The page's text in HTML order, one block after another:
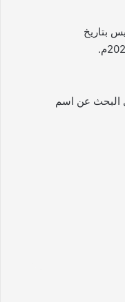
بتاريخ
البحث عن اسم